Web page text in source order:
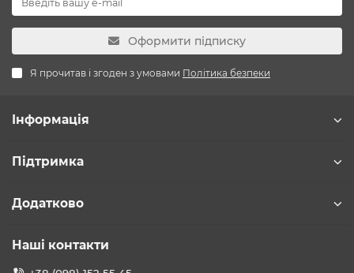
Оформити підписку
Я прочитав і згоден з умовами Політика безпеки
Інформація
Підтримка
Додатково
Наші контакти